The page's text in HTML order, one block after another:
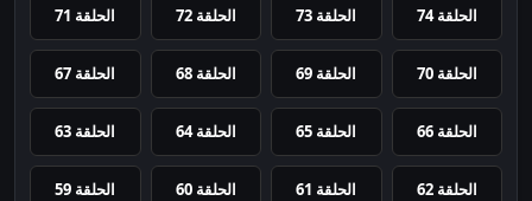
الحلقة 74 الحلقة 73 الحلقة 72 الحلقة 71
الحلقة 70 الحلقة 69 الحلقة 68 الحلقة 67
الحلقة 66 الحلقة 65 الحلقة 64 الحلقة 63
الحلقة 62 الحلقة 61 الحلقة 60 الحلقة 59